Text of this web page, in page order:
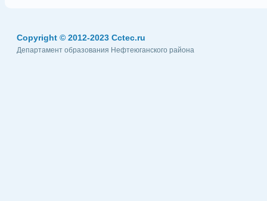
Copyright © 2012-2023 Cctec.ru
Департамент образования Нефтеюганского района